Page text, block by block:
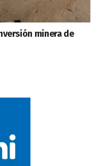
minera de